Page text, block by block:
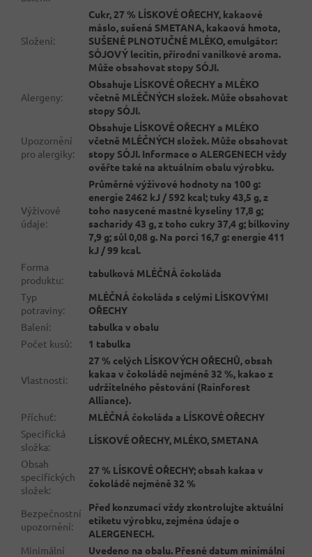
Složení:
Cukr, 27 % LÍSKOVÉ OŘECHY, kakaové
máslo, sušená SMETANA, kakaová hmota,
SUŠENÉ PLNOTUČNÉ MLÉKO, emulgátor:
SÓJOVÝ lecitin, přírodní vanilkové aroma.
Může obsahovat stopy SÓJI.
Alergeny:
Obsahuje LÍSKOVÉ OŘECHY a MLÉKO
včetně MLÉČNÝCH složek. Může obsahovat
stopy SÓJI.
Upozornění
pro alergiky:
Obsahuje LÍSKOVÉ OŘECHY a MLÉKO
včetně MLÉČNÝCH složek. Může obsahovat
stopy SÓJI. Informace o ALERGENECH vždy
ověřte také na aktuálním obalu výrobku.
Výživové
údaje:
Průměrné výživové hodnoty na 100 g:
energie 2462 kJ / 592 kcal; tuky 43,5 g, z
toho nasycené mastné kyseliny 17,8 g;
sacharidy 43 g, z toho cukry 37,4 g; bílkoviny
7,9 g; sůl 0,08 g. Na porci 16,7 g: energie 411
kJ / 99 kcal.
Forma
produktu:
tabulková MLÉČNÁ čokoláda
Typ
potraviny:
MLÉČNÁ čokoláda s celými LÍSKOVÝMI
OŘECHY
Balení:
tabulka v obalu
Počet kusů: 1 tabulka
Vlastnosti:
27 % celých LÍSKOVÝCH OŘECHŮ, obsah
kakaa v čokoládě nejméně 32 %, kakao z
udržitelného pěstování (Rainforest
Alliance).
Příchuť:
MLÉČNÁ čokoláda a LÍSKOVÉ OŘECHY
Specifická
složka:
LÍSKOVÉ OŘECHY, MLÉKO, SMETANA
Obsah
specifických
složek:
27 % LÍSKOVÉ OŘECHY; obsah kakaa v
čokoládě nejméně 32 %
Bezpečnostní
upozornění:
Před konzumací vždy zkontrolujte aktuální
etiketu výrobku, zejména údaje o
ALERGENECH.
Minimální
Uvedeno na obalu. Přesné datum minimální